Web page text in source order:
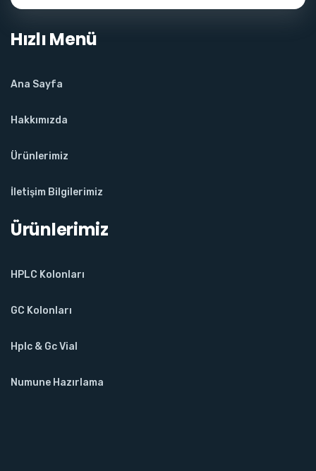
Hızlı Menü
Ana Sayfa
Hakkımızda
Ürünlerimiz
İletişim Bilgilerimiz
Ürünlerimiz
HPLC Kolonları
GC Kolonları
Hplc & Gc Vial
Numune Hazırlama